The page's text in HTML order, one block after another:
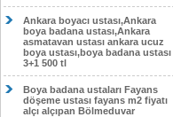
Ankara boyacı ustası,Ankara
boya badana ustası,Ankara
asmatavan ustası ankara ucuz
boya ustası,boya badana ustası
3+1 500 tl
Boya badana ustaları Fayans
döşeme ustası fayans m2 fiyatı
alçı alçıpan Bölmeduvar